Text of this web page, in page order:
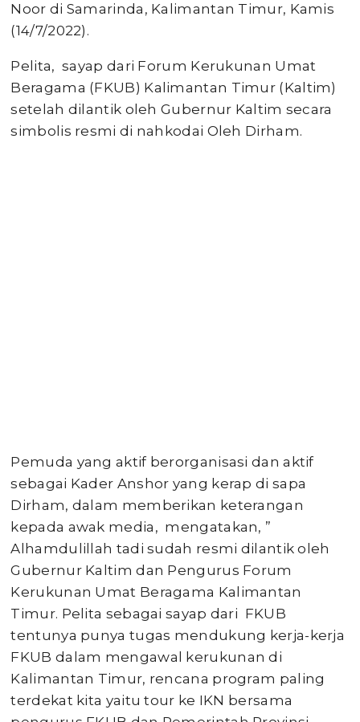
Noor di Samarinda, Kalimantan Timur, Kamis
(14/7/2022).
Pelita, sayap dari Forum Kerukunan Umat
Beragama (FKUB) Kalimantan Timur (Kaltim)
setelah dilantik oleh Gubernur Kaltim secara
simbolis resmi di nahkodai Oleh Dirham.
Pemuda yang aktif berorganisasi dan aktif
sebagai Kader Anshor yang kerap di sapa
Dirham, dalam memberikan keterangan
kepada awak media, mengatakan, ”
Alhamdulillah tadi sudah resmi dilantik oleh
Gubernur Kaltim dan Pengurus Forum
Kerukunan Umat Beragama Kalimantan
Timur. Pelita sebagai sayap dari FKUB
tentunya punya tugas mendukung kerja-kerja
FKUB dalam mengawal kerukunan di
Kalimantan Timur, rencana program paling
terdekat kita yaitu tour ke IKN bersama